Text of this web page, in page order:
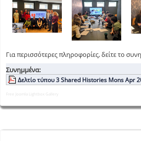
Για περισσότερες πληροφορίες, δείτε το
Συνημμένα:
Δελτίο τύπου 3 Shared Histories Mons Apr
Free Joomla Lightbox Gallery